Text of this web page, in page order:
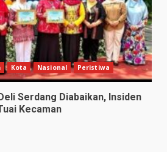
Kota Nasional Peristiwa
Serdang Diabaikan, Insiden
Kecaman